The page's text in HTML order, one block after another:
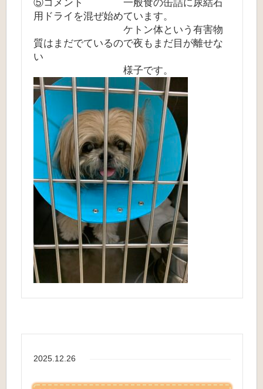
⑤コメント 一般食の缶詰に尿結石
用ドライを混ぜ始めています。
ケトン体という有害物
質はまだでているので夜もまだ目が離せな
い
様子です。
2025.12.26